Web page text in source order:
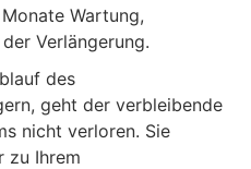
Wartung,
Verlängerung.
des
geht der verbleibende
nicht verloren. Sie
zu Ihrem